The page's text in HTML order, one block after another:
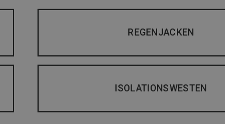
REGENJACKEN
ISOLATIONSWESTEN